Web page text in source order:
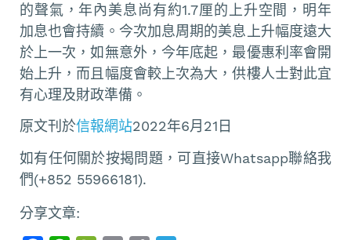
的聲氣，年內美息尚有約1.7厘的上升空間，明年
加息也會持續。今次加息周期的美息上升幅度遠大
於上一次，如無意外，今年底起，最優惠利率會開
始上升，而且幅度會較上次為大，供樓人士對此宜
有心理及財政準備。
原文刊於信報網站2022年6月21日
如有任何關於按揭問題，可直接Whatsapp聯絡我
們(+852 55966181).
分享文章: